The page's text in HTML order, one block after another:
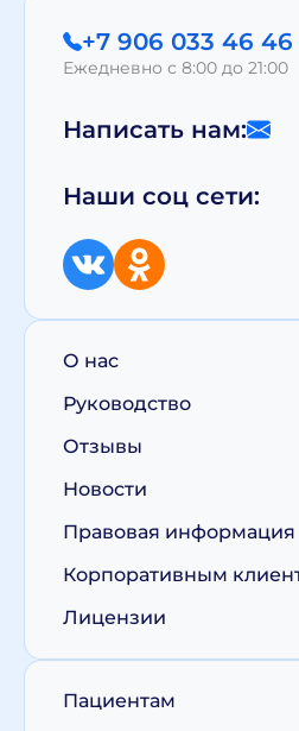
+7 906 033 46 46
Ежедневно с 8:00 до 21:00
Написать нам:
Наши соц сети:
О нас
Руководство
Отзывы
Новости
Правовая информация
Корпоративным
Лицензии
Пациентам